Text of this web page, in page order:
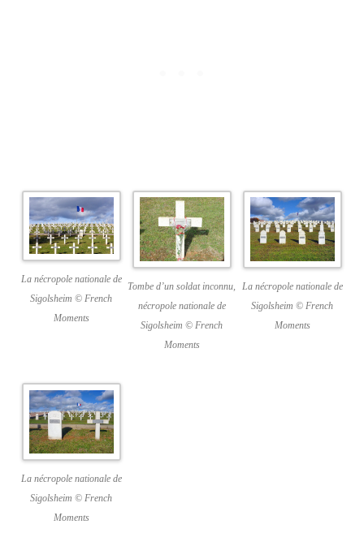
La nécropole nationale de
Sigolsheim © French
Moments
Tombe d’un soldat inconnu,
nécropole nationale de
Sigolsheim © French
Moments
La nécropole nationale de
Sigolsheim © French
Moments
La nécropole nationale de
Sigolsheim © French
Moments